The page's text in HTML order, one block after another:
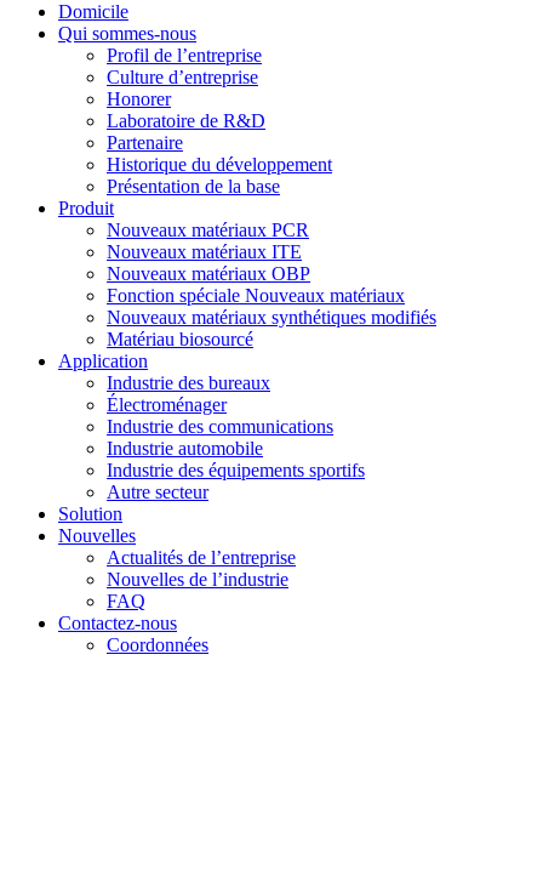
Domicile
Qui sommes-nous
Profil de l’entreprise
Culture d’entreprise
Honorer
Laboratoire de R&D
Partenaire
Historique du développement
Présentation de la base
Produit
Nouveaux matériaux PCR
Nouveaux matériaux ITE
Nouveaux matériaux OBP
Fonction spéciale Nouveaux matériaux
Nouveaux matériaux synthétiques modifiés
Matériau biosourcé
Application
Industrie des bureaux
Électroménager
Industrie des communications
Industrie automobile
Industrie des équipements sportifs
Autre secteur
Solution
Nouvelles
Actualités de l’entreprise
Nouvelles de l’industrie
FAQ
Contactez-nous
Coordonnées